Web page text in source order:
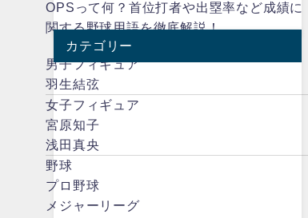
OPSって何？首位打者や出塁率など成績に
関する野球用語を徹底解説！
カテゴリー
男子フィギュア
羽生結弦
女子フィギュア
宮原知子
浅田真央
野球
プロ野球
メジャーリーグ